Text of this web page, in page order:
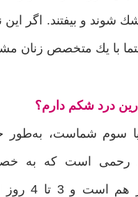
شوند و بیفتند. اگر این
با یك متخصص زنان
یا سوم شماست، به‌طور
رحمی است كه به
سزارین